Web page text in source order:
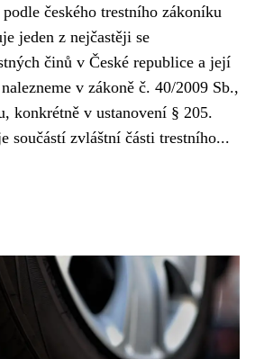
českého trestního zákoníku
jeden z nejčastěji se
činů v České republice a její
v zákoně č. 40/2009 Sb.,
konkrétně v ustanovení § 205.
součástí zvláštní části trestního...